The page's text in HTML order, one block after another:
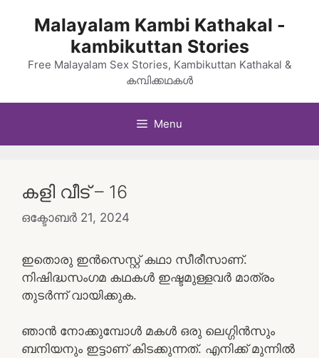
Malayalam Kambi Kathakal -
kambikuttan Stories
Free Malayalam Sex Stories, Kambikuttan Kathakal &
കമ്പിക്കഥകൾ
Menu
കളി വീട് – 16
ഒക്ടോബർ 21, 2024
ഇതൊരു ഇൻസെസ്റ്റ് കഥാ സീരീസാണ്.
നിഷിദ്ധസംഗമ കഥകൾ ഇഷ്ടമുള്ളവർ മാത്രം
തുടർന്ന് വായിക്കുക.
ഞാൻ നോക്കുമ്പോൾ മകൾ ഒരു ലെഗ്ഗിൻസും
ബനിയനും ഇട്ടാണ് കിടക്കുന്നത്. എനിക്ക് മുന്നിൽ